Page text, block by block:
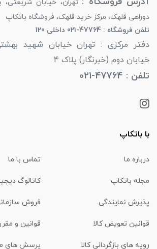
تهران، خیابان
دوراهی قلهک، مرکز خرید قلهک، فروشگاه باتکاپ
تلفن فروشگاه : 47764-021 داخلی 120
دفتر مرکزی : تهران خیابان شهید
خیابان دوم (خبرنگار) پلاک 4
تلفن : 47764-021
با باتکاپ
درباره ما تماس با ما
مجله باتکاپ کاتالوگ
پذیرش نمایندگی فروش
قوانین تعویض کالا قوانین و
رویه های بازگردانی کالا پرسش های